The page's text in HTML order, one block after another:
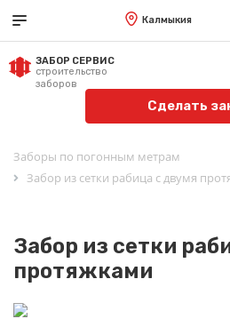
Калмыкия
ЗАБОР СЕРВИС
строительство
заборов
Сделать
Заборы по погонным метрам
Забор из сетки рабица с двумя
Забор из сетки
протяжками